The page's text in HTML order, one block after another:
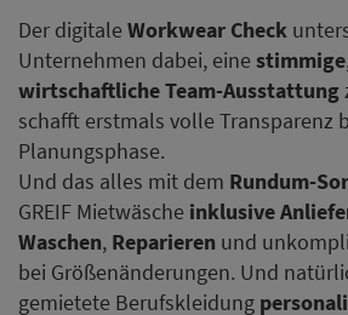
Der digitale Workwear Check
Unternehmen dabei, eine stimmige,
wirtschaftliche Team-Ausstattung
schafft erstmals volle Transparenz
Planungsphase.
Und das alles mit dem Rundum-
GREIF Mietwäsche inklusive
Waschen, Reparieren und
bei Größenänderungen. Und
gemietete Berufskleidung